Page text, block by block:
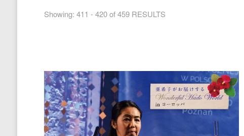
Showing: 411 - 420 of 459 RESULTS